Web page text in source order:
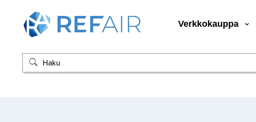
Verkkokauppa